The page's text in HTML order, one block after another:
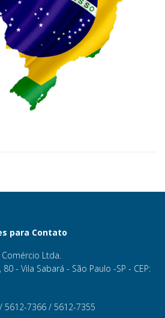
para Contato
Ltda.
- Vila Sabará - São Paulo -SP - CEP:
5612-7366 / 5612-7355